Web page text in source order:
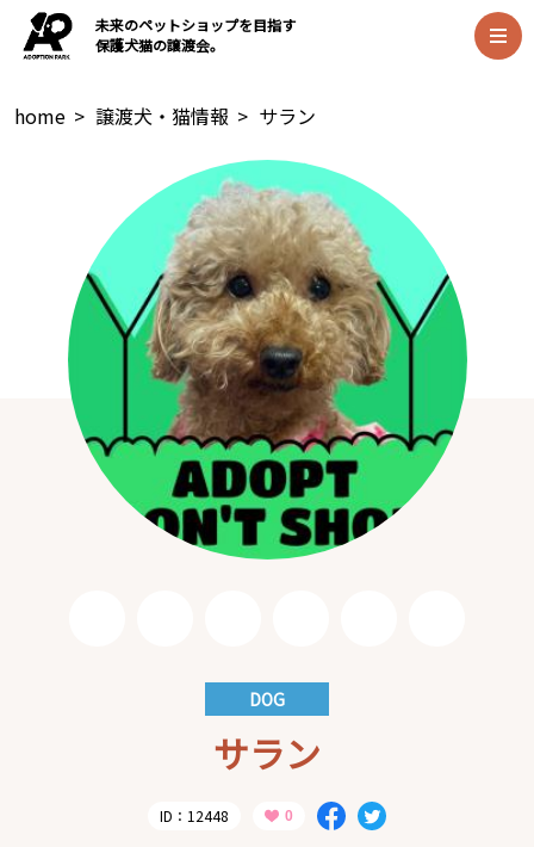
未来のペットショップを目指す
保護犬猫の譲渡会。
home > 譲渡犬・猫情報 > サラン
DOG
サラン
ID：12448